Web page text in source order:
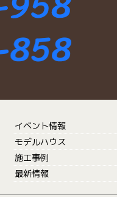
イベント情報
モデルハウス
施工事例
最新情報